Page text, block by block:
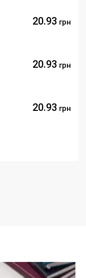
20.93 грн
20.93 грн
20.93 грн